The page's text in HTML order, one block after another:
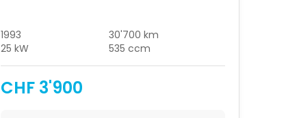
1993
30'700 km
25 kW
535 ccm
CHF 3'900